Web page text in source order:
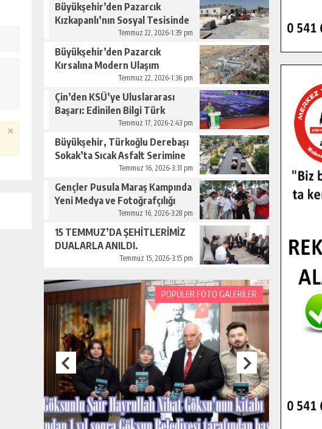
Büyükşehir’den Pazarcık
Kızkapanlı’nın Sosyal Tesisinde
Çevre Düzenlemesi.Temmuz 22, 2026-1:39 pm
Büyükşehir’den Pazarcık
Kırsalına Modern Ulaşım
Temmuz 22, 2026-1:36 pm
Çin’den KSÜ’ye Uluslararası
Başarı: Edinilen Bilgi Türk
Tarımına Katkı Sağlayacak.
Temmuz 17, 2026-2:43 pm
Büyükşehir, Türkoğlu Derebaşı
Sokak’ta Sıcak Asfalt Serimine
Temmuz 16, 2026-3:31 pm
Gençler Pusula Maraş Kampında
Yeni Medya ve Fotoğrafçılığı
Temmuz 16, 2026-3:28 pm
15 TEMMUZ’DA ŞEHİTLERİMİZ
DUALARLA ANILDI.
Temmuz 15, 2026-3:15 pm
POPÜLER FOTO GALERİLER